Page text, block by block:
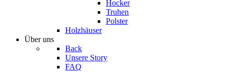
Hocker
Truhen
Polster
Holzhäuser
Über uns
Back
Unsere Story
FAQ